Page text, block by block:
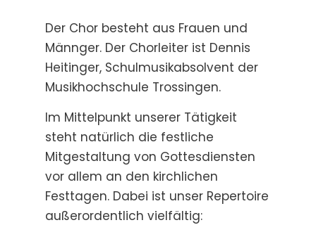
Der Chor besteht aus Frauen und
Männger. Der Chorleiter ist Dennis
Heitinger, Schulmusikabsolvent der
Musikhochschule Trossingen.
Im Mittelpunkt unserer Tätigkeit
steht natürlich die festliche
Mitgestaltung von Gottesdiensten
vor allem an den kirchlichen
Festtagen. Dabei ist unser Repertoire
außerordentlich vielfältig: